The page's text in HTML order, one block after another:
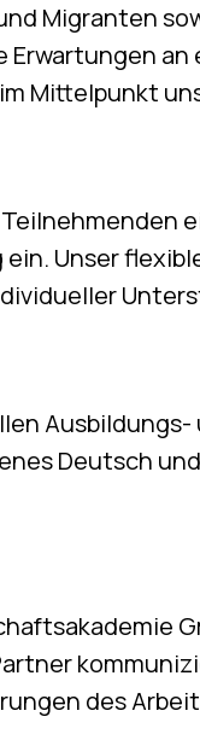
Migranten
Mittelpunkt
Unser
Deutsch
des